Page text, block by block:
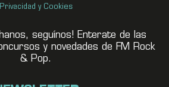
Privacidad y Cookies
seguínos! Enterate de las
y novedades de FM Rock
& Pop.